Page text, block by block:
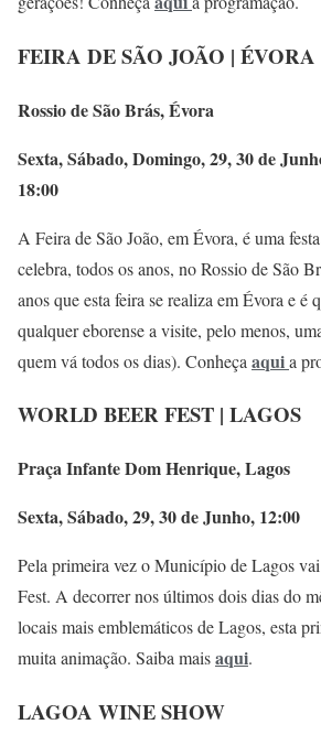
FEIRA DE SÃO JOÃO | ÉVORA
Rossio de São Brás, Évora
Sexta, Sábado, Domingo, 29, 30 de
18:00
A Feira de São João, em Évora, é uma
celebra, todos os anos, no Rossio de São
anos que esta feira se realiza em Évora e é
qualquer eborense a visite, pelo menos,
quem vá todos os dias). Conheça aquia
WORLD BEER FEST | LAGOS
Praça Infante Dom Henrique, Lagos
Sexta, Sábado, 29, 30 de Junho, 12:00
Pela primeira vez o Município de Lagos
Fest. A decorrer nos últimos dois dias do
locais mais emblemáticos de Lagos, esta
muita animação. Saiba maisaqui.
LAGOA WINE SHOW